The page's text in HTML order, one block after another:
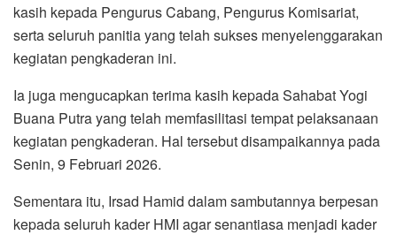
kasih kepada Pengurus Cabang, Pengurus Komisariat,
serta seluruh panitia yang telah sukses menyelenggarakan
kegiatan pengkaderan ini.
Ia juga mengucapkan terima kasih kepada Sahabat Yogi
Buana Putra yang telah memfasilitasi tempat pelaksanaan
kegiatan pengkaderan. Hal tersebut disampaikannya pada
Senin, 9 Februari 2026.
Sementara itu, Irsad Hamid dalam sambutannya berpesan
kepada seluruh kader HMI agar senantiasa menjadi kader